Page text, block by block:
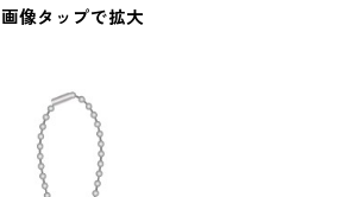
画像タップで拡大